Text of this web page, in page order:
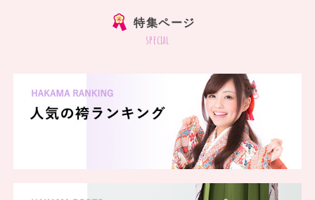
特集ページ
special